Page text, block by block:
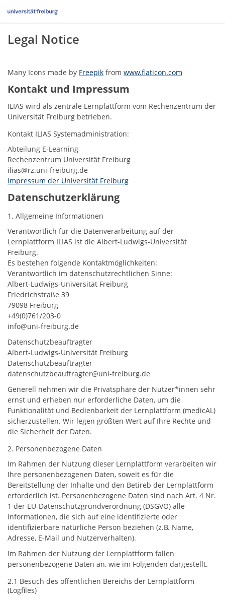
Legal Notice
Many Icons made by Freepik from www.flaticon.com
Kontakt und Impressum
ILIAS wird als zentrale Lernplattform vom Rechenzentrum der
Universität Freiburg betrieben.
Kontakt ILIAS Systemadministration:
Abteilung E-Learning
Rechenzentrum Universität Freiburg
ilias@rz.uni-freiburg.de
Impressum der Universität Freiburg
Datenschutzerklärung
1. Allgemeine Informationen
Verantwortlich für die Datenverarbeitung auf der
Lernplattform ILIAS ist die Albert-Ludwigs-Universität
Freiburg.
Es bestehen folgende Kontaktmöglichkeiten:
Verantwortlich im datenschutzrechtlichen Sinne:
Albert-Ludwigs-Universität Freiburg
Friedrichstraße 39
79098 Freiburg
+49(0)761/203-0
info@uni-freiburg.de
Datenschutzbeauftragter
Albert-Ludwigs-Universität Freiburg
Datenschutzbeauftragter
datenschutzbeauftragter@uni-freiburg.de
Generell nehmen wir die Privatsphäre der Nutzer*innen sehr
ernst und erheben nur erforderliche Daten, um die
Funktionalität und Bedienbarkeit der Lernplattform (medicAL)
sicherzustellen. Wir legen größten Wert auf Ihre Rechte und
die Sicherheit der Daten.
2. Personenbezogene Daten
Im Rahmen der Nutzung dieser Lernplattform verarbeiten wir
Ihre personenbezogenen Daten, soweit es für die
Bereitstellung der Inhalte und den Betireb der Lernplattform
erforderlich ist. Personenbezogene Daten sind nach Art. 4 Nr.
1 der EU-Datenschutzgrundverordnung (DSGVO) alle
Informationen, die sich auf eine identifizierte oder
identifizierbare natürliche Person beziehen (z.B. Name,
Adresse, E-Mail und Nutzerverhalten).
Im Rahmen der Nutzung der Lernplattform fallen
personenbezogene Daten an, wie im Folgenden dargestellt.
2.1 Besuch des öffentlichen Bereichs der Lernplattform
(Logfiles)